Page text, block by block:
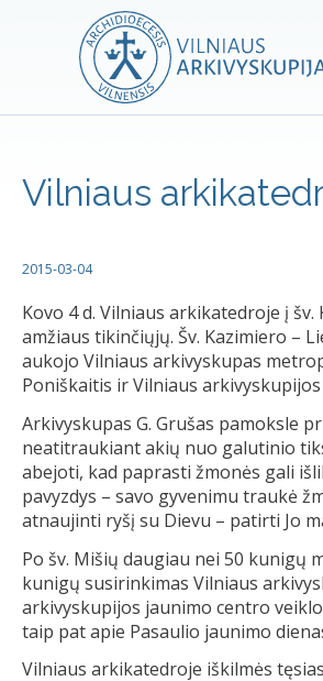
Vilniaus
2015-03-04
Kovo 4 d. Vilniaus arkikatedroje į
amžiaus tikinčiųjų. Šv. Kazimiero –
aukojo Vilniaus arkivyskupas
Poniškaitis ir Vilniaus
Arkivyskupas G. Grušas pamoksle
neatitraukiant akių nuo galutinio
abejoti, kad paprasti žmonės gali
pavyzdys – savo gyvenimu traukė
atnaujinti ryšį su Dievu – patirti Jo
Po šv. Mišių daugiau nei 50 kunigų
kunigų susirinkimas Vilniaus
arkivyskupijos jaunimo centro
taip pat apie Pasaulio jaunimo
Vilniaus arkikatedroje iškilmės